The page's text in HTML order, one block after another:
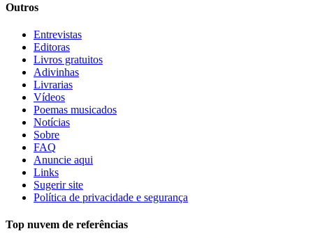
Outros
Entrevistas
Editoras
Livros gratuitos
Adivinhas
Livrarias
Vídeos
Poemas musicados
Notícias
Sobre
FAQ
Anuncie aqui
Links
Sugerir site
Política de privacidade e segurança
Top nuvem de referências